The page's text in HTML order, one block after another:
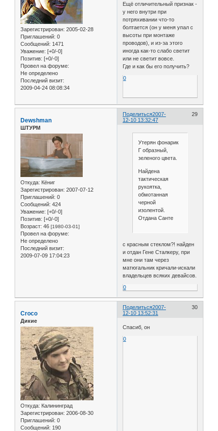
Зарегистрирован: 2005-02-28
Приглашений: 0
Сообщений: 1471
Уважение: [+0/-0]
Позитив: [+0/-0]
Провел на форуме:
Не определено
Последний визит:
2009-04-24 08:08:34
Ещё отличительный признак -
у него внутри при
потряхивании что-то
болтается (он у меня упал с
высоты при монтаже
проводов), и из-за этого
иногда как-то слабо светит
или не светит вовсе.
Где и как бы его получить?
0
Поделиться 29
2007-
12-10 13:32:47
Dewshman
ШТУРМ
Откуда: Кёниг
Зарегистрирован: 2007-07-12
Приглашений: 0
Сообщений: 424
Уважение: [+0/-0]
Позитив: [+0/-0]
Возраст: 46 [1980-03-01]
Провел на форуме:
Не определено
Последний визит:
2009-07-09 17:04:23
Утерян фонарик
Г образный,
зеленого цвета.
Найдена
тактическая
рукоятка,
обмотанная
черной
изолентой.
Отдана Санте
с красным стеклом?! найден
и отдан Гене Сталкеру, при
мне они там через
матюгальник кричали-искали
владельцев всяких девайсов.
0
Поделиться 30
2007-
12-10 13:52:31
Croco
Дикие
Откуда: Калининград
Зарегистрирован: 2006-08-30
Приглашений: 0
Сообщений: 190
Спасиб, он
0